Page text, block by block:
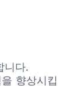
니다.
향상시킵